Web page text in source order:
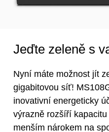
Jeďte zeleně s
Nyní máte možnost jít
gigabitovou síť!
inovativní energeticky
výrazně rozšíří
menším nárokem na